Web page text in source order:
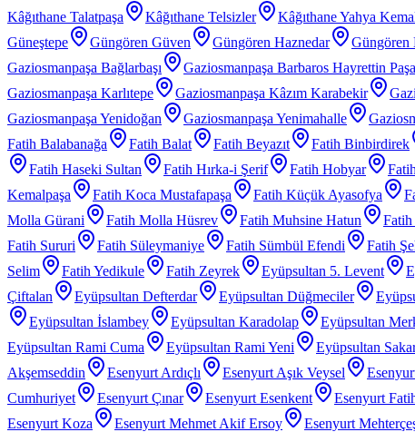
Kâğıthane Talatpaşa
Kâğıthane Telsizler Kâğıthane Yahya
Güneştepe
Güngören Güven Güngören Haznedar Güngören
Gaziosmanpaşa Bağlarbaşı
Gaziosmanpaşa Barbaros Hayrettin Paşa
Gaziosmanpaşa Karlıtepe
Gaziosmanpaşa Kâzım Karabekir
Gaziosmanpaşa Yenidoğan
Gaziosmanpaşa Yenimahalle
Fatih Balabanağa
Fatih Balat Fatih Beyazıt Fatih Binbirdirek
Fatih Haseki Sultan
Fatih Hırka-i Şerif Fatih Hobyar
Kemalpaşa
Fatih Koca Mustafapaşa Fatih Küçük Ayasofya
Molla Gürani
Fatih Molla Hüsrev Fatih Muhsine Hatun Fatih
Fatih Sururi
Fatih Süleymaniye Fatih Sümbül Efendi Fatih
Selim
Fatih Yedikule Fatih Zeyrek Eyüpsultan 5. Levent
Çiftalan
Eyüpsultan Defterdar Eyüpsultan Düğmeciler
Eyüpsultan İslambey
Eyüpsultan Karadolap Eyüpsultan
Eyüpsultan Rami Cuma
Eyüpsultan Rami Yeni Eyüpsultan
Akşemseddin
Esenyurt Ardıçlı Esenyurt Aşık Veysel
Cumhuriyet
Esenyurt Çınar Esenyurt Esenkent Esenyurt
Esenyurt Koza
Esenyurt Mehmet Akif Ersoy Esenyurt